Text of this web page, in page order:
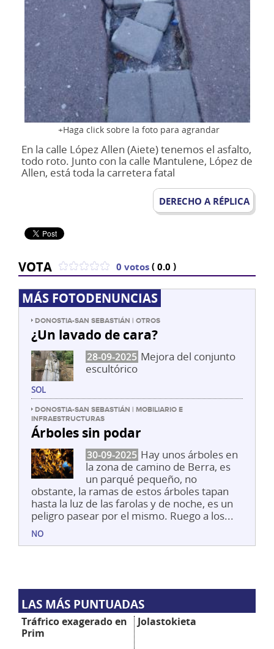
Haga click sobre la foto para agrandar
En la calle López Allen (Aiete) tenemos el asfalto,
todo roto. Junto con la calle Mantulene, López de
Allen, está toda la carretera fatal
DERECHO A RÉPLICA
VOTA 0 votos(0.0 )
MÁS FOTODENUNCIAS
DONOSTIA-SAN SEBASTIÁN | OTROS
¿Un lavado de cara?
28-09-2025 Mejora del conjunto
escultórico
SOL
DONOSTIA-SAN SEBASTIÁN | MOBILIARIO E
INFRAESTRUCTURAS
Árboles sin podar
30-09-2025 Hay unos árboles en
la zona de camino de Berra, es
un parqué pequeño, no
obstante, la ramas de estos árboles tapan
hasta la luz de las farolas y de noche, es un
peligro pasear por el mismo. Ruego a los...
NO
LAS MÁS PUNTUADAS
Tráfrico exagerado en
Prim
Jolastokieta